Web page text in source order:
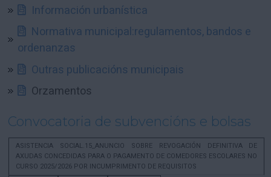
Información urbanística
Normativa municipal:regulamentos, bandos e
ordenanzas
Outras publicacións municipais
Orzamentos
Convocatoria de subvencións e bolsas
ASISTENCIA SOCIAL.15_ANUNCIO SOBRE REVOGACIÓN DEFINITIVA DE
AXUDAS CONCEDIDAS PARA O PAGAMENTO DE COMEDORES ESCOLARES NO
CURSO 2025/2026 POR INCUMPRIMENTO DE REQUISITOS